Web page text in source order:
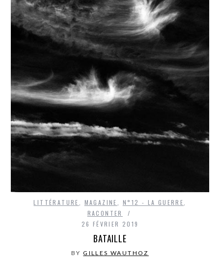
LITTÉRATURE MAGAZINE N°12 - LA GUERRE
RACONTER
26 FÉVRIER 2019
BATAILLE
BYGILLES WAUTHOZ